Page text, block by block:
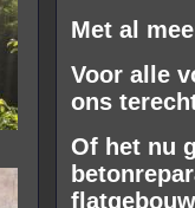
Met al
Voor alle
ons
Of het nu
flatgebouw